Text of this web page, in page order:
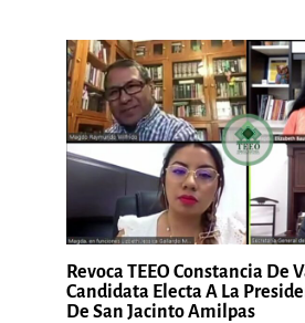
Revoca TEEO Constancia De
Candidata Electa A La
De San Jacinto Amilpas